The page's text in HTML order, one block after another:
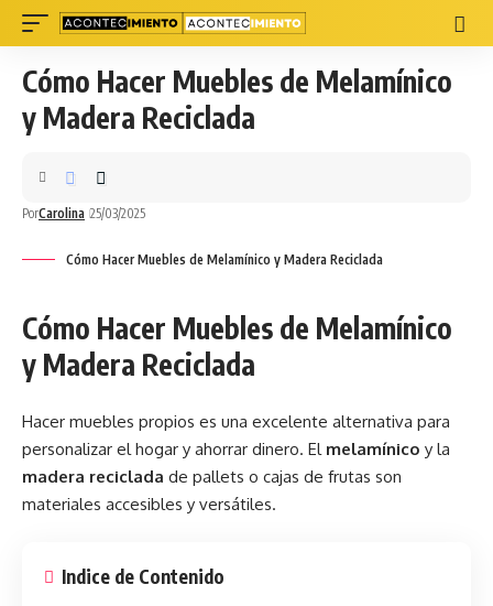
Cómo Hacer Muebles de Melamínico
y Madera Reciclada
PorCarolina 25/03/2025
Cómo Hacer Muebles de Melamínico y Madera Reciclada
Cómo Hacer Muebles de Melamínico
y Madera Reciclada
Hacer muebles propios es una excelente alternativa para
personalizar el hogar y ahorrar dinero. El melamínico y la
madera reciclada de pallets o cajas de frutas son
materiales accesibles y versátiles.
Indice de Contenido